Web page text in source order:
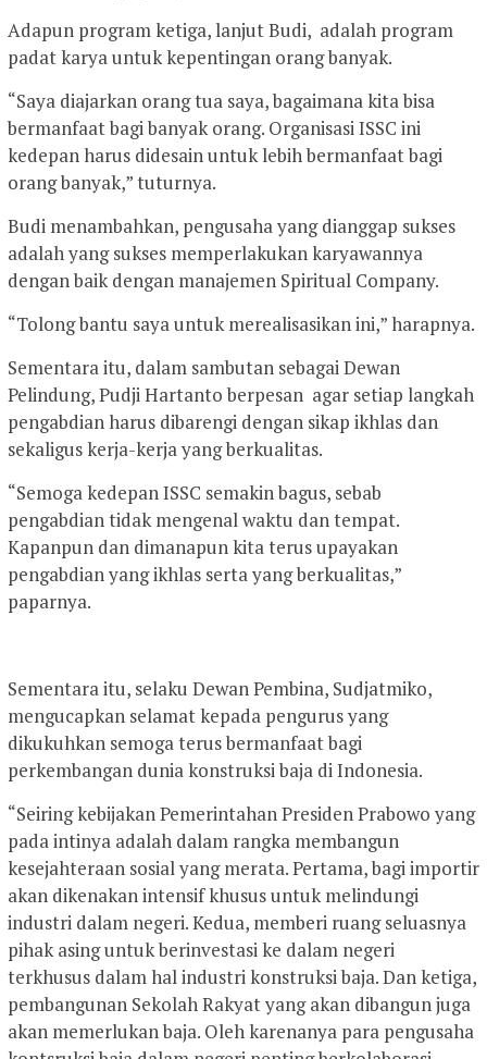
Adapun program ketiga, lanjut Budi, adalah program
padat karya untuk kepentingan orang banyak.
“Saya diajarkan orang tua saya, bagaimana kita bisa
bermanfaat bagi banyak orang. Organisasi ISSC ini
kedepan harus didesain untuk lebih bermanfaat bagi
orang banyak,” tuturnya.
Budi menambahkan, pengusaha yang dianggap sukses
adalah yang sukses memperlakukan karyawannya
dengan baik dengan manajemen Spiritual Company.
“Tolong bantu saya untuk merealisasikan ini,” harapnya.
Sementara itu, dalam sambutan sebagai Dewan
Pelindung, Pudji Hartanto berpesan agar setiap langkah
pengabdian harus dibarengi dengan sikap ikhlas dan
sekaligus kerja-kerja yang berkualitas.
“Semoga kedepan ISSC semakin bagus, sebab
pengabdian tidak mengenal waktu dan tempat.
Kapanpun dan dimanapun kita terus upayakan
pengabdian yang ikhlas serta yang berkualitas,”
paparnya.
Sementara itu, selaku Dewan Pembina, Sudjatmiko,
mengucapkan selamat kepada pengurus yang
dikukuhkan semoga terus bermanfaat bagi
perkembangan dunia konstruksi baja di Indonesia.
“Seiring kebijakan Pemerintahan Presiden Prabowo yang
pada intinya adalah dalam rangka membangun
kesejahteraan sosial yang merata. Pertama, bagi importir
akan dikenakan intensif khusus untuk melindungi
industri dalam negeri. Kedua, memberi ruang seluasnya
pihak asing untuk berinvestasi ke dalam negeri
terkhusus dalam hal industri konstruksi baja. Dan ketiga,
pembangunan Sekolah Rakyat yang akan dibangun juga
akan memerlukan baja. Oleh karenanya para pengusaha